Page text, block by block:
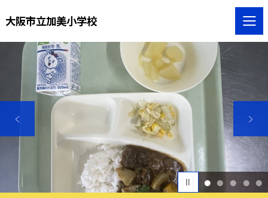
大阪市立加美小学校
1 2 3 4 5